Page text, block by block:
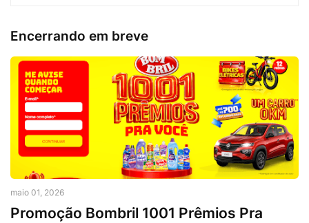
Encerrando em breve
maio 01, 2026
Promoção Bombril 1001 Prêmios Pra